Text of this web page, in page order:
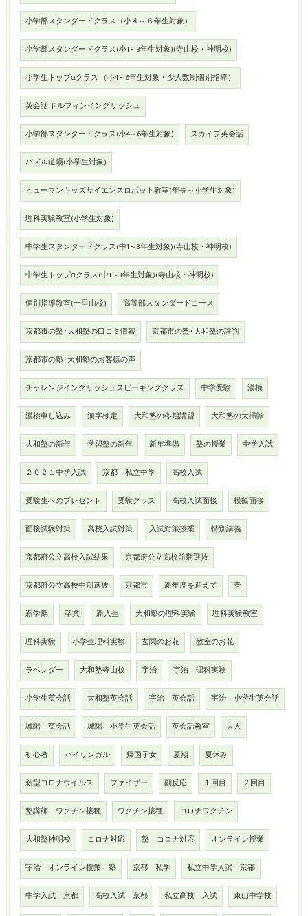
小学部スタンダードクラス（小４～６年生対象）
小学部スタンダードクラス(小1～3年生対象)(寺山校・神明校)
小学生トップαクラス （小4～6年生対象・少人数制個別指導）
英会話 ドルフィンイングリッシュ
小学部スタンダードクラス(小4～6年生対象) スカイプ英会話
パズル道場(小学生対象)
ヒューマンキッズサイエンスロボット教室(年長～小学生対象)
理科実験教室(小学生対象)
中学生スタンダードクラス(中1～3年生対象)(寺山校・神明校)
中学生トップαクラス(中1～3年生対象)(寺山校・神明校)
個別指導教室(一里山校) 高等部スタンダードコース
京都市の塾･大和塾の口コミ情報 京都市の塾･大和塾の評判
京都市の塾･大和塾のお客様の声
チャレンジイングリッシュスピーキングクラス 中学受験 漢検
漢検申し込み 漢字検定 大和塾の冬期講習 大和塾の大掃除
大和塾の新年 学習塾の新年 新年準備 塾の授業 中学入試
２０２１中学入試 京都 私立中学 高校入試
受験生へのプレゼント 受験グッズ 高校入試面接 模擬面接
面接試験対策 高校入試対策 入試対策授業 特別講義
京都府公立高校入試結果 京都府公立高校前期選抜
京都府公立高校中期選抜 京都市 新年度を迎えて 春
新学期 卒業 新入生 大和塾の理科実験 理科実験教室
理科実験 小学生理科実験 玄関のお花 教室のお花
ラベンダー 大和塾寺山校 宇治 宇治 理科実験
小学生英会話 大和塾英会話 宇治 英会話 宇治 小学生英会話
城陽 英会話 城陽 小学生英会話 英会話教室 大人
初心者 バイリンガル 帰国子女 夏期 夏休み
新型コロナウイルス ファイザー 副反応 １回目 ２回目
塾講師 ワクチン接種 ワクチン接種 コロナワクチン
大和塾神明校 コロナ対応 塾 コロナ対応 オンライン授業
宇治 オンライン授業 塾 京都 私学 私立中学入試 京都
中学入試 京都 高校入試 京都 私立高校 入試 東山中学校